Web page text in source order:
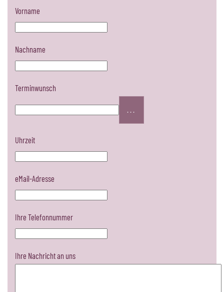
Vorname
Nachname
Terminwunsch
...
Uhrzeit
eMail-Adresse
Ihre Telefonnummer
Ihre Nachricht an uns